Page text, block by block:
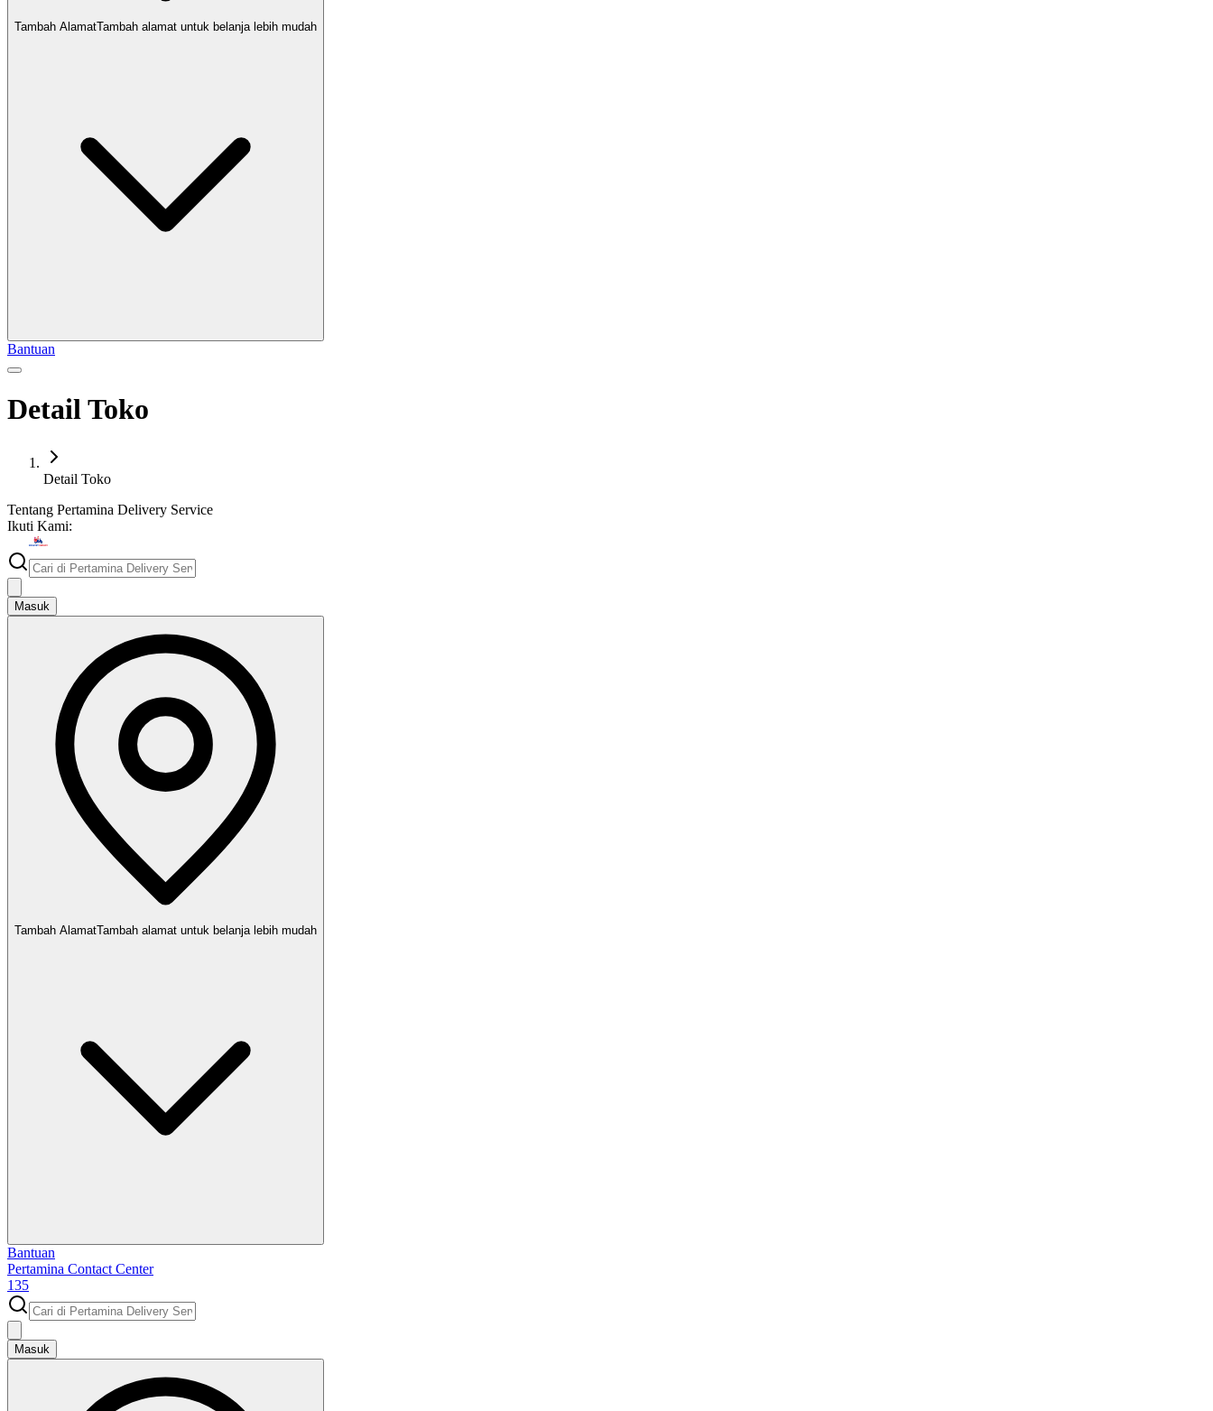
Tambah AlamatTambah alamat untuk belanja lebih mudah
Bantuan
Detail Toko
Detail Toko
Tentang Pertamina Delivery Service
Ikuti Kami:
Masuk
Tambah AlamatTambah alamat untuk belanja lebih mudah
Bantuan
Pertamina Contact Center
135
Masuk